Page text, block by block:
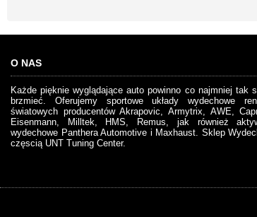
O NAS
Każde pięknie wyglądające auto powinno co najmniej tak
brzmieć. Oferujemy sportowe układy wydechowe
światowych producentów Akrapovic, Armytrix, AWE,
Eisenmann, Milltek, HMS, Remus, jak również
wydechowe Panthera Automotive i Maxhaust. Sklep
częscią UNT Tuning Center.